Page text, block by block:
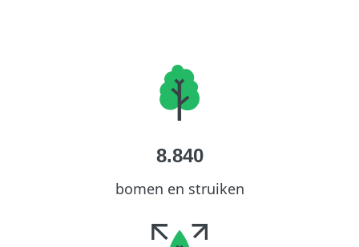
8.840
bomen en struiken